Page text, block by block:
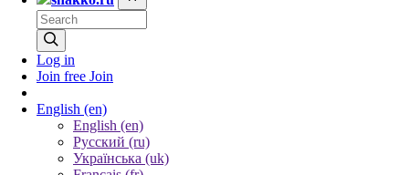
Log in
Join free Join
English (en)
English (en)
Русский (ru)
Українська (uk)